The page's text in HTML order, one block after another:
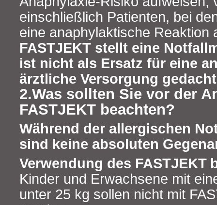
einschließlich Patienten, bei
eine anaphylaktische Reaktion
FASTJEKT stellt eine
ist nicht als Ersatz für eine
ärztliche Versorgung
2.Was sollten Sie vor der
FASTJEKT beachten?
Während der allergischen
sind keine absoluten
Verwendung des FASTJEKT
Kinder und Erwachsene mit
unter 25 kg sollen nicht mit